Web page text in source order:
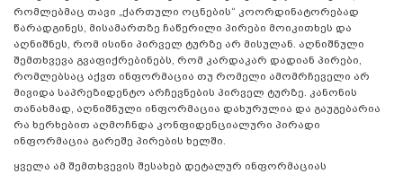
რომლებმაც თავი „ქართული ოცნების“ კოორდინატორებად
წარადგინეს, მისამართზე ჩაწერილი პირები მოიკითხეს და
აღნიშნეს, რომ ისინი პირველ ტურზე არ მისულან. აღნიშნული
შემთხვევა გვაფიქრებინებს, რომ კარდაკარ დადიან პირები,
რომლებსაც აქვთ ინფორმაცია თუ რომელი ამომრჩეველი არ
მივიდა საპრეზიდენტო არჩევნების პირველ ტურზე. კანონის
თანახმად, აღნიშნული ინფორმაცია დახურულია და გაუგებარია
რა ხერხებით აღმოჩნდა კონფიდენციალური პირადი
ინფორმაცია გარეშე პირების ხელში.
ყველა ამ შემთხვევის შესახებ დეტალურ ინფორმაციას